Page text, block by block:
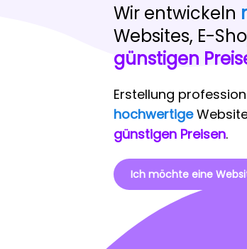
Wir entwickeln
Websites, E-
günstigen
Erstellung
hochwertige
günstigen Preisen.
Ich möchte eine